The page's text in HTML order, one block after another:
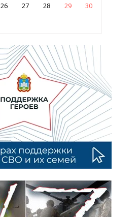
26 27 28 29
30